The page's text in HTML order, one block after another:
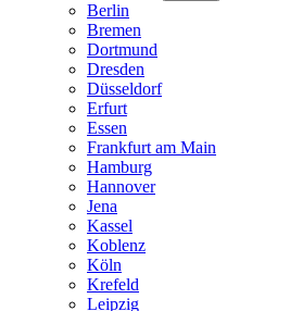
Berlin
Bremen
Dortmund
Dresden
Düsseldorf
Erfurt
Essen
Frankfurt am Main
Hamburg
Hannover
Jena
Kassel
Koblenz
Köln
Krefeld
Leipzig